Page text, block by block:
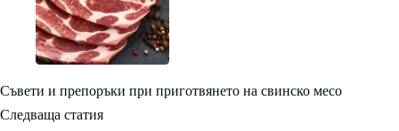
Съвети и препоръки при приготвянето на свинско месо
Следваща статия